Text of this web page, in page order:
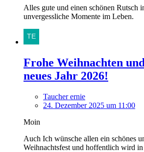
Alles gute und einen schönen Rutsch
unvergessliche Momente im Leben.
Frohe Weihnachten
neues Jahr 2026!
Taucher ernie
24. Dezember 2025 um 11:00
Moin
Auch Ich wünsche allen ein schönes
Weihnachtsfest und hoffentlich wird in